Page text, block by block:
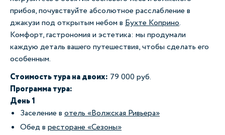
прибоя, почувствуйте абсолютное расслабление в
джакузи под открытым небом в Бухте Коприно.
Комфорт, гастрономия и эстетика: мы продумали
каждую деталь вашего путешествия, чтобы сделать его
особенным.
Стоимость тура на двоих: 79 000 руб.
Программа тура:
День 1
Заселение в отель «Волжская Ривьера»
Обед в ресторане «Сезоны»